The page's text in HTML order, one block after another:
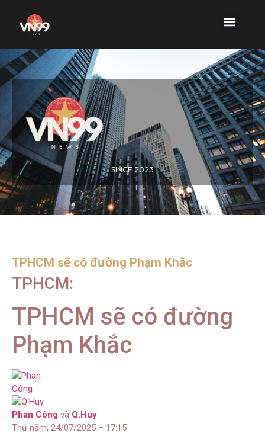
SINCE 2023
TPHCM sẽ có đường Phạm Khắc
TPHCM:
TPHCM sẽ có đường
Phạm Khắc
Phan Công và Q.Huy
Thứ năm, 24/07/2025 – 17:15